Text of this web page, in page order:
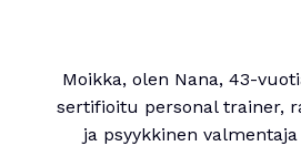
Moikka, olen Nana, 43-
sertifioitu personal trainer,
ja psyykkinen